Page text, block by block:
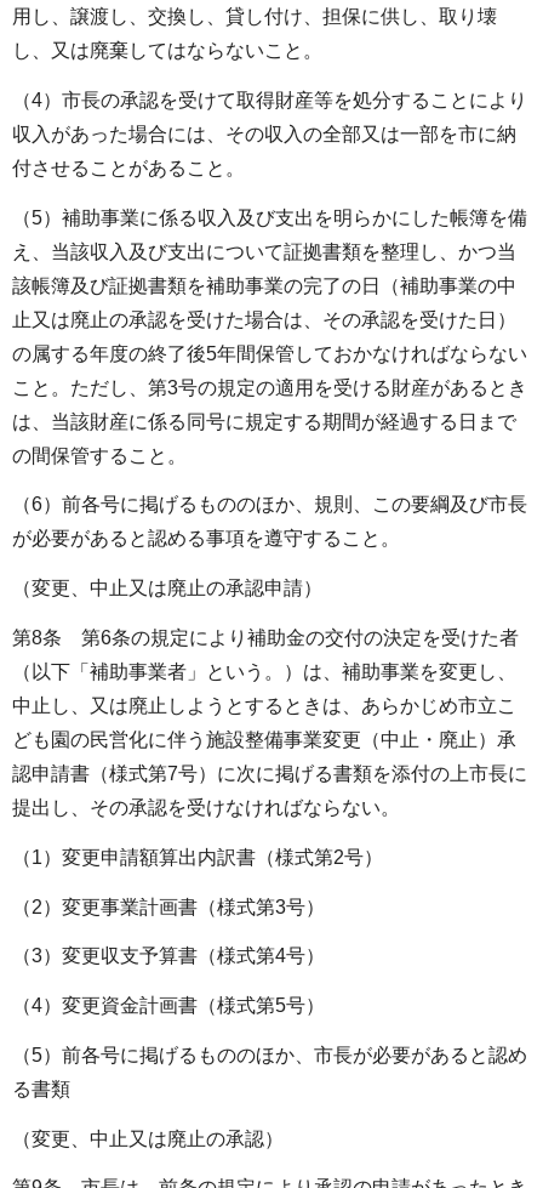
用し、譲渡し、交換し、貸し付け、担保に供し、取り壊
し、又は廃棄してはならないこと。
（4）市長の承認を受けて取得財産等を処分することにより
収入があった場合には、その収入の全部又は一部を市に納
付させることがあること。
（5）補助事業に係る収入及び支出を明らかにした帳簿を備
え、当該収入及び支出について証拠書類を整理し、かつ当
該帳簿及び証拠書類を補助事業の完了の日（補助事業の中
止又は廃止の承認を受けた場合は、その承認を受けた日）
の属する年度の終了後5年間保管しておかなければならない
こと。ただし、第3号の規定の適用を受ける財産があるとき
は、当該財産に係る同号に規定する期間が経過する日まで
の間保管すること。
（6）前各号に掲げるもののほか、規則、この要綱及び市長
が必要があると認める事項を遵守すること。
（変更、中止又は廃止の承認申請）
第8条 第6条の規定により補助金の交付の決定を受けた者
（以下「補助事業者」という。）は、補助事業を変更し、
中止し、又は廃止しようとするときは、あらかじめ市立こ
ども園の民営化に伴う施設整備事業変更（中止・廃止）承
認申請書（様式第7号）に次に掲げる書類を添付の上市長に
提出し、その承認を受けなければならない。
（1）変更申請額算出内訳書（様式第2号）
（2）変更事業計画書（様式第3号）
（3）変更収支予算書（様式第4号）
（4）変更資金計画書（様式第5号）
（5）前各号に掲げるもののほか、市長が必要があると認め
る書類
（変更、中止又は廃止の承認）